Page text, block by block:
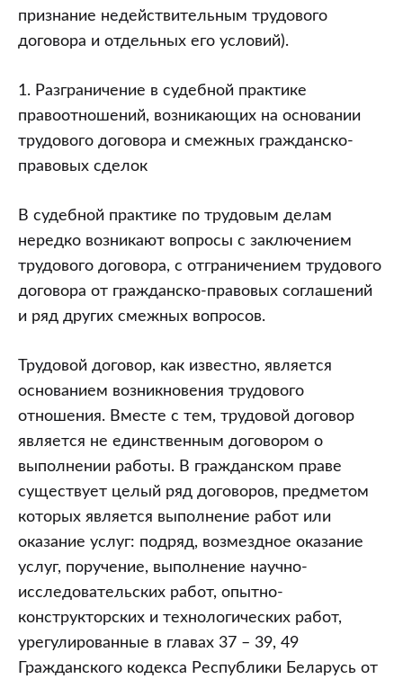
признание недействительным трудового
договора и отдельных его условий).
1. Разграничение в судебной практике
правоотношений, возникающих на основании
трудового договора и смежных гражданско-
правовых сделок
В судебной практике по трудовым делам
нередко возникают вопросы с заключением
трудового договора, с отграничением трудового
договора от гражданско-правовых соглашений
и ряд других смежных вопросов.
Трудовой договор, как известно, является
основанием возникновения трудового
отношения. Вместе с тем, трудовой договор
является не единственным договором о
выполнении работы. В гражданском праве
существует целый ряд договоров, предметом
которых является выполнение работ или
оказание услуг: подряд, возмездное оказание
услуг, поручение, выполнение научно-
исследовательских работ, опытно-
конструкторских и технологических работ,
урегулированные в главах 37 – 39, 49
Гражданского кодекса Республики Беларусь от